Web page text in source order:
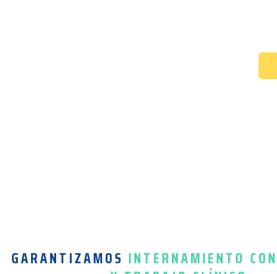
GARANTIZAMOS INTERNAMIENTO